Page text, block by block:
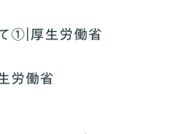
①｜厚生労働省
労働省